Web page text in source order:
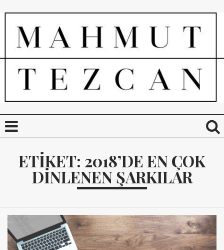
ETIKET: 2018’DE EN ÇOK
DINLENEN ŞARKILAR